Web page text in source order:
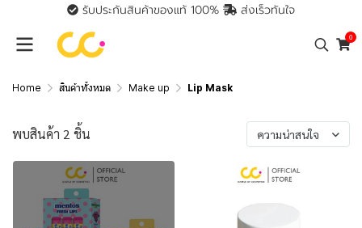
รับประกันสินค้าของแท้ 100% ส่งเร็วทันใจ
0
Home สินค้าทั้งหมด Make up Lip Mask
พบสินค้า 2 ชิ้น ความน่าสนใจ